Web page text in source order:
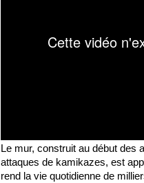
Le mur, construit au début des
attaques de kamikazes, est
rend la vie quotidienne de